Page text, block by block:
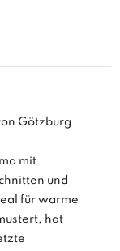
Götzburg
mit
und
für warme
hat